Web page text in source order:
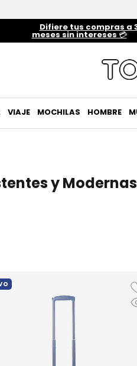
Difiere tus compras a
meses sin intereses 💳
VIAJE MOCHILAS HOMBRE
y Modernas